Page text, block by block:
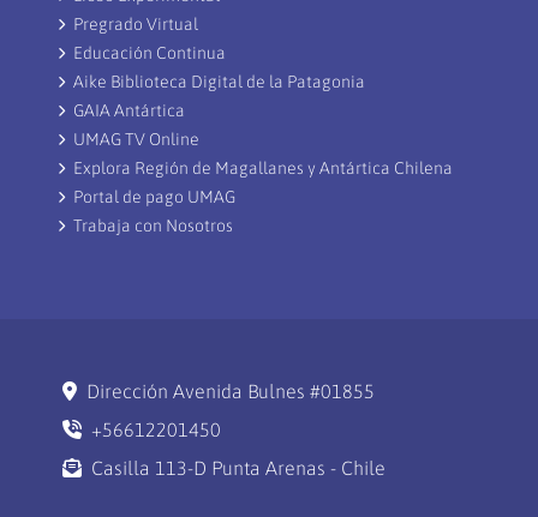
Pregrado Virtual
Educación Continua
Aike Biblioteca Digital de la Patagonia
GAIA Antártica
UMAG TV Online
Explora Región de Magallanes y Antártica Chilena
Portal de pago UMAG
Trabaja con Nosotros
Dirección Avenida Bulnes #01855
+56612201450
Casilla 113-D Punta Arenas - Chile